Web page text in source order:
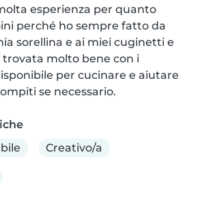
esperienza per quanto
perché ho sempre fatto da
sorellina e ai miei cuginetti e
trovata molto bene con i
per cucinare e aiutare
se necessario.
Creativo/a